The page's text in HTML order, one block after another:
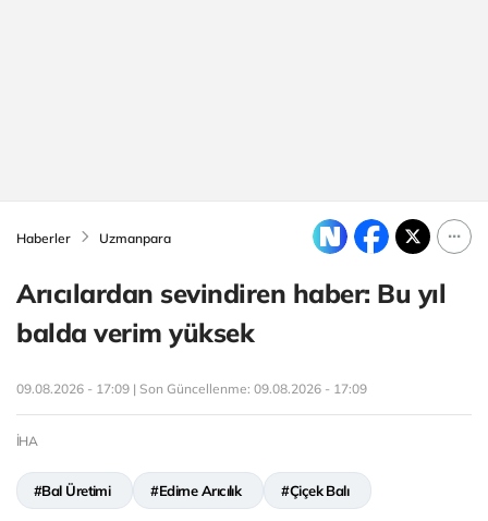
Haberler Uzmanpara
Arıcılardan sevindiren haber: Bu yıl
balda verim yüksek
09.08.2026 - 17:09 | Son Güncellenme: 09.08.2026 - 17:09
İHA
#Bal Üretimi #Edirne Arıcılık #Çiçek Balı